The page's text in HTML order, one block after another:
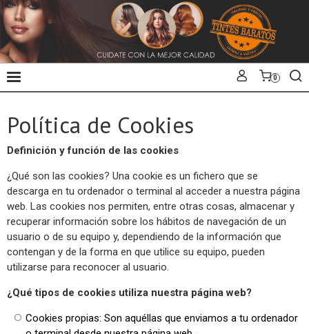
0
Política de Cookies
Definición y función de las cookies
¿Qué son las cookies? Una cookie es un fichero que se
descarga en tu ordenador o terminal al acceder a nuestra página
web. Las cookies nos permiten, entre otras cosas, almacenar y
recuperar información sobre los hábitos de navegación de un
usuario o de su equipo y, dependiendo de la información que
contengan y de la forma en que utilice su equipo, pueden
utilizarse para reconocer al usuario.
¿Qué tipos de cookies utiliza nuestra página web?
Cookies propias: Son aquéllas que enviamos a tu ordenador